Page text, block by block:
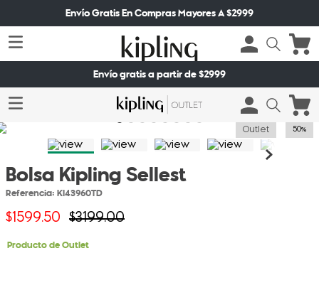
Envío Gratis En Compras Mayores A $2999
Envío gratis a partir de $2999
Outlet 50%
Bolsa Kipling Sellest
Referencia: KI43960TD
$1599.50 $3199.00
Producto de Outlet